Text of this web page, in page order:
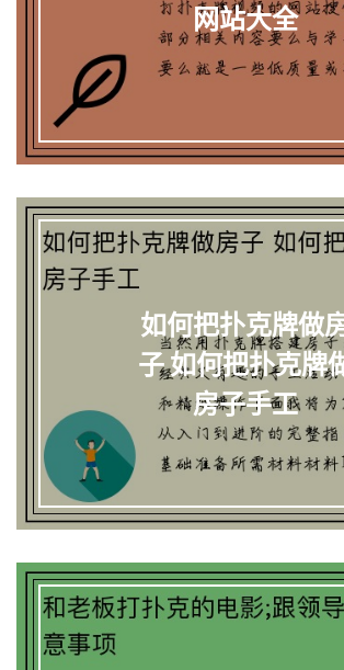
网站大全
如何把扑克牌做
子 如何把扑克牌
房子手工